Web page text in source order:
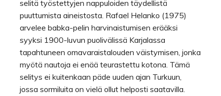
selitä työstettyjen nappuloiden täydellistä
puuttumista aineistosta. Rafael Helanko (1975)
arvelee babka-pelin harvinaistumisen erääksi
syyksi 1900-luvun puolivälissä Karjalassa
tapahtuneen omavaraistalouden väistymisen, jonka
myötä nautoja ei enää teurastettu kotona. Tämä
selitys ei kuitenkaan päde uuden ajan Turkuun,
jossa sormiluita on vielä ollut helposti saatavilla.